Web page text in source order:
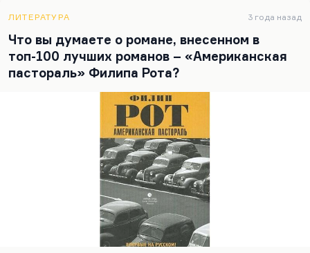
чтобы жертвы. Они не жертвы, конечно. Они
уходят в параллельную реальность, что нагляднее
всего происходит в «Безголовом ястребе». Это
рассказ, где этот страшный мистер Дестронелли.
Для меня, наверное, это самая отчаянная, самая
страшная его история. Хотя «Night’s Tree»,…
ЛИТЕРАТУРА 3 года назад
Что вы думаете о романе, внесенном в
топ-100 лучших романов – «Американская
пастораль» Филипа Рота?